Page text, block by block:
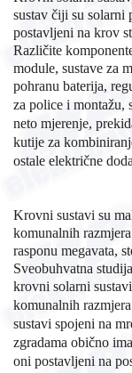
sustav čiji su solarni
postavljeni na krov
Različite
module, sustave za
pohranu baterija,
za police i montažu,
neto mjerenje,
kutije za
ostale električne
Krovni sustavi su
komunalnih
rasponu megavata,
Sveobuhvatna
krovni solarni
komunalnih
sustavi spojeni na
zgradama obično
oni postavljeni na